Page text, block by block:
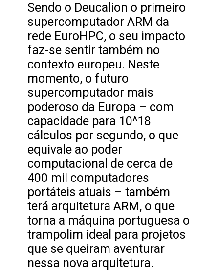
Sendo o Deucalion o primeiro
supercomputador ARM da
rede EuroHPC, o seu impacto
faz-se sentir também no
contexto europeu. Neste
momento, o futuro
supercomputador mais
poderoso da Europa – com
capacidade para 10^18
cálculos por segundo, o que
equivale ao poder
computacional de cerca de
400 mil computadores
portáteis atuais – também
terá arquitetura ARM, o que
torna a máquina portuguesa o
trampolim ideal para projetos
que se queiram aventurar
nessa nova arquitetura.